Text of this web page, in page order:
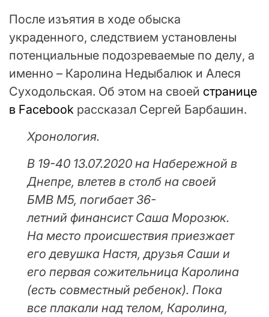
После изъятия в ходе обыска
украденного, следствием установлены
потенциальные подозреваемые по делу, а
именно – Каролина Недыбалюк и Алеся
Суходольская. Об этом на своей странице
в Facebook рассказал Сергей Барбашин.
Хронология.
В 19-40 13.07.2020 на Набережной в
Днепре, влетев в столб на своей
БМВ М5, погибает 36-
летний финансист Саша Морозюк.
На место происшествия приезжает
его девушка Настя, друзья Саши и
его первая сожительница Каролина
(есть совместный ребенок). Пока
все плакали над телом, Каролина,